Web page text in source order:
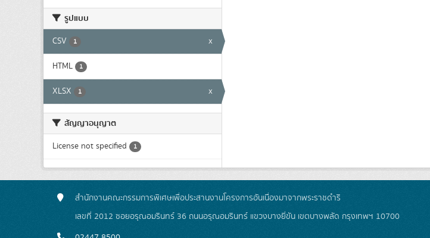
รูปแบบ
CSV 1 x
HTML 1
XLSX 1 x
สัญญาอนุญาต
License not specified 1
สำนักงานคณะกรรมการพิเศษเพื่อประสานงานโครงการอันเนื่องมาจากพระราชดำริ
เลขที่ 2012 ซอยอรุณอมรินทร์ 36 ถนนอรุณอมรินทร์ แขวงบางยี่ขัน เขตบางพลัด กรุงเทพฯ 10700